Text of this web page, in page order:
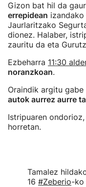
Gizon bat hil da
errepidean
Jaurlaritzako
dionez. Halaber,
zauritu da eta
Ezbeharra 11:30
noranzkoan.
Oraindik argitu
autok aurrez aurre
Istripuaren ondorioz,
horretan.
Tamalez
16 #Zeberio-ko